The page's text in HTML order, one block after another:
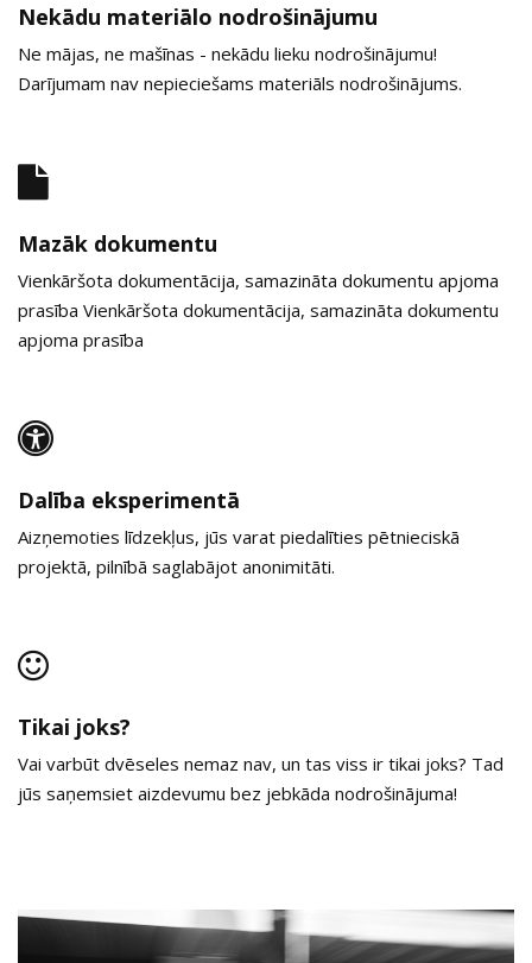
Nekādu materiālo nodrošinājumu
Ne mājas, ne mašīnas - nekādu lieku nodrošinājumu!
Darījumam nav nepieciešams materiāls nodrošinājums.
Mazāk dokumentu
Vienkāršota dokumentācija, samazināta dokumentu apjoma
prasība Vienkāršota dokumentācija, samazināta dokumentu
apjoma prasība
Dalība eksperimentā
Aizņemoties līdzekļus, jūs varat piedalīties pētnieciskā
projektā, pilnībā saglabājot anonimitāti.
Tikai joks?
Vai varbūt dvēseles nemaz nav, un tas viss ir tikai joks? Tad
jūs saņemsiet aizdevumu bez jebkāda nodrošinājuma!